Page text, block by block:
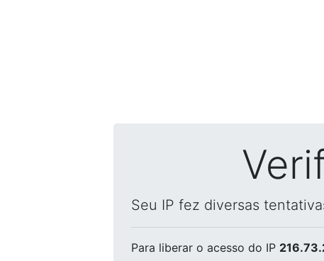
Seu IP fez diversas
Para liberar o acesso do IP